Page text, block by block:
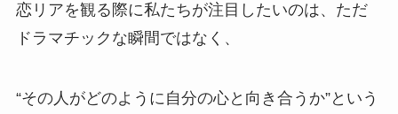
恋リアを観る際に私たちが注目したいのは、ただ
ドラマチックな瞬間ではなく、
“その人がどのように自分の心と向き合うか”という